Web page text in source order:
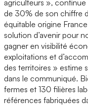
agriculteurs »,
de 30% de son chiffre
équitable origine
solution d’avenir pour
gagner en visibilité
exploitations et
des territoires » estime
dans le communiqué.
fermes et 130 filières
références fabriquées